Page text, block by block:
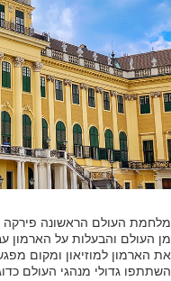
מלחמת העולם הראשונה פירקה
מן העולם והבעלות על הארמון
את הארמון למוזיאון ומקום
השתתפו גדולי מנהגי העולם